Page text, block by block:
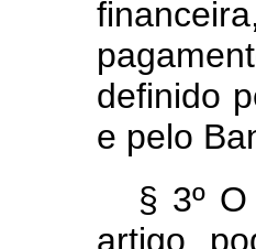
definido
e pelo
§ 3º
artigo